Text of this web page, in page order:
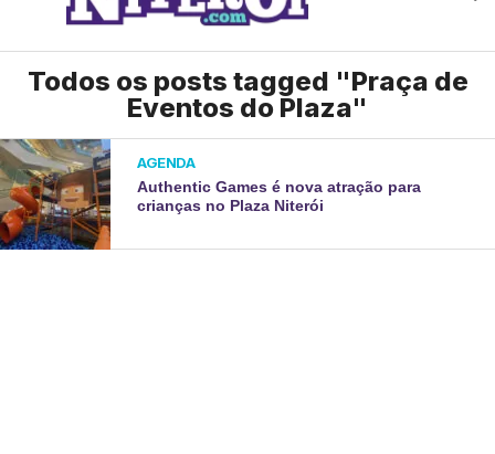
Todos os posts tagged "Praça de
Eventos do Plaza"
AGENDA
Authentic Games é nova atração para
crianças no Plaza Niterói